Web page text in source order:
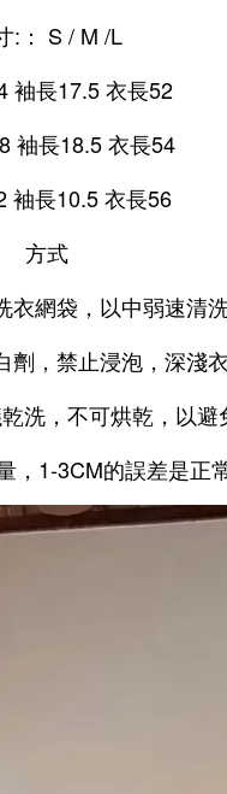
:： S / M /L
袖長17.5 衣長52
袖長18.5 衣長54
袖長10.5 衣長56
方式
衣網袋，以中弱速清
劑，禁止浸泡，深淺
洗，不可烘乾，以避
，1-3CM的誤差是正